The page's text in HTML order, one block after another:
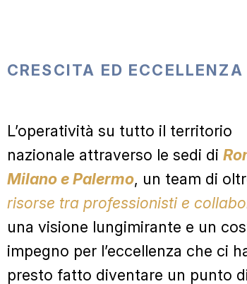
CRESCITA ED ECCELLENZA
L’operatività su tutto il territorio
nazionale attraverso le sedi di
Milano e Palermo, un team di
risorse tra professionisti e
una visione lungimirante e un
impegno per l’eccellenza che ci
presto fatto diventare un punto